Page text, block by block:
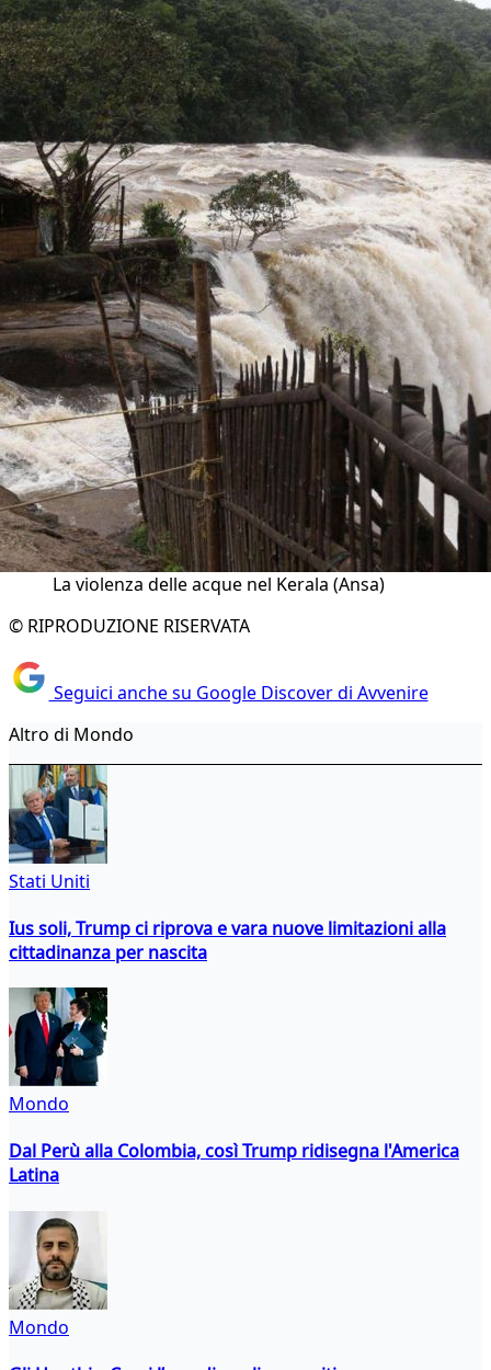
La violenza delle acque nel Kerala (Ansa)
© RIPRODUZIONE RISERVATA
Seguici anche su Google Discover di Avvenire
Altro di Mondo
Stati Uniti
Ius soli, Trump ci riprova e vara nuove limitazioni alla
cittadinanza per nascita
Mondo
Dal Perù alla Colombia, così Trump ridisegna l'America
Latina
Mondo